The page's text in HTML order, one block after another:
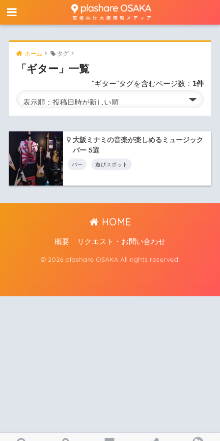
ホーム タグ
「ギター」一覧
"ギター"タグを含むページ数： 1件
大阪ミナミの音楽が楽しめるミュージック
バー 5選
バー 遊びスポット
HOME
概要 リクエスト・お問い合わせ
© 2026 plashare OSAKA All rights reserved.